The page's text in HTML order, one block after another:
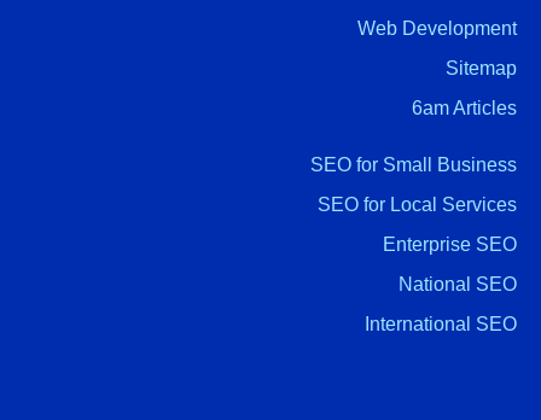
Web Development
Sitemap
6am Articles
SEO for Small Business
SEO for Local Services
Enterprise SEO
National SEO
International SEO